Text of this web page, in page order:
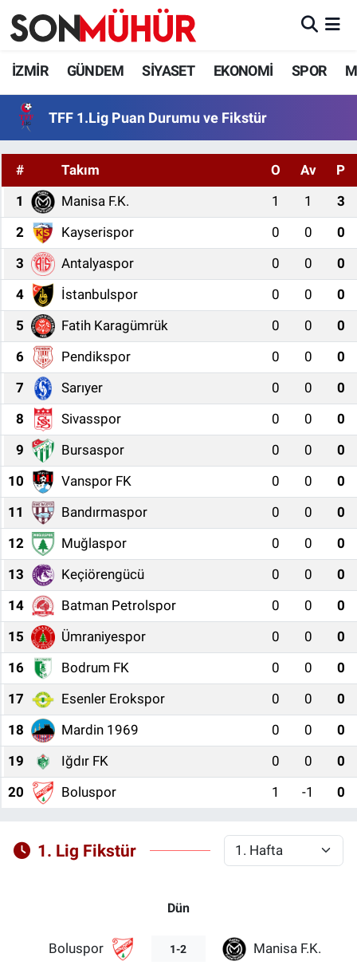
İZMİR GÜNDEM SİYASET EKONOMİ SPOR
TFF 1.Lig Puan Durumu ve Fikstür
# Takım O Av
P
1
Manisa F.K. 1 1
3
2
Kayserispor 0 0
0
3
Antalyaspor 0 0
0
4
İstanbulspor 0 0
0
5
Fatih Karagümrük 0 0
0
6
Pendikspor 0 0
0
7
Sarıyer 0 0
0
8
Sivasspor 0 0
0
9
Bursaspor 0 0
0
10
Vanspor FK 0 0
0
11
Bandırmaspor 0 0
0
12
Muğlaspor 0 0
0
13
Keçiörengücü 0 0
0
14
Batman Petrolspor 0 0
0
15
Ümraniyespor 0 0
0
16
Bodrum FK 0 0
0
17
Esenler Erokspor 0 0
0
18
Mardin 1969 0 0
0
19
Iğdır FK 0 0
0
20
Boluspor 1 -1 0
1. Lig Fikstür
Dün
Boluspor 1-2 Manisa F.K.
İzmir Nöbetçi Eczaneler
İzmir Namaz Vakitleri
İzmir Trafik Yoğunluk Haritası
Süper Lig Puan Durumu ve Fikstür
Tüm Manşetler
Son Dakika Haberleri
Haber Arşivi